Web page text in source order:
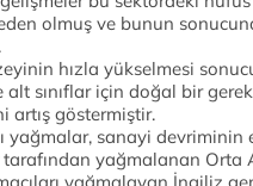
olmuş ve bunun
hızla yükselmesi
alt sınıflar için doğal bir
artış göstermiştir.
yağmalar, sanayi
yağmalanan Orta